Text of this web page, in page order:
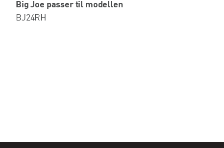
Big Joe passer til modellen
BJ24RH